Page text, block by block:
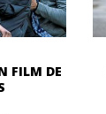
FILM DE